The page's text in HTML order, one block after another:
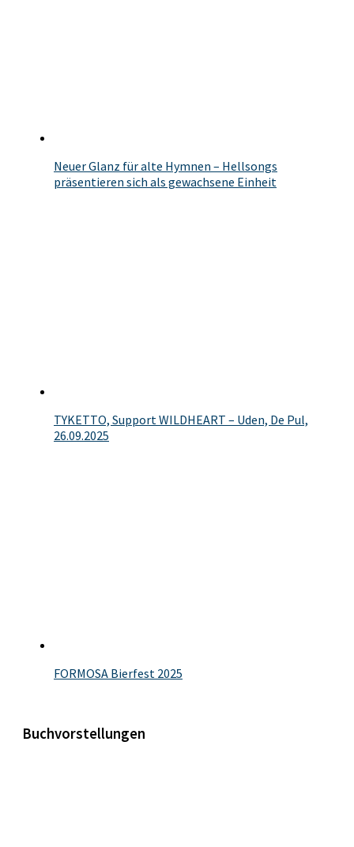
Neuer Glanz für alte Hymnen – Hellsongs
präsentieren sich als gewachsene Einheit
TYKETTO, Support WILDHEART – Uden, De Pul,
26.09.2025
FORMOSA Bierfest 2025
Buchvorstellungen